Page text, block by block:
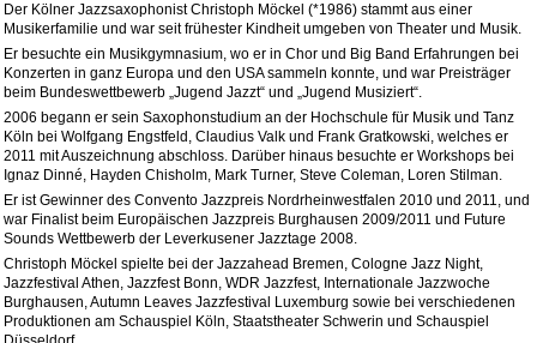
Der Kölner Jazzsaxophonist Christoph Möckel (*1986) stammt aus einer
Musikerfamilie und war seit frühester Kindheit umgeben von Theater und Musik.
Er besuchte ein Musikgymnasium, wo er in Chor und Big Band Erfahrungen bei
Konzerten in ganz Europa und den USA sammeln konnte, und war Preisträger
beim Bundeswettbewerb „Jugend Jazzt“ und „Jugend Musiziert“.
2006 begann er sein Saxophonstudium an der Hochschule für Musik und Tanz
Köln bei Wolfgang Engstfeld, Claudius Valk und Frank Gratkowski, welches er
2011 mit Auszeichnung abschloss. Darüber hinaus besuchte er Workshops bei
Ignaz Dinné, Hayden Chisholm, Mark Turner, Steve Coleman, Loren Stilman.
Er ist Gewinner des Convento Jazzpreis Nordrheinwestfalen 2010 und 2011, und
war Finalist beim Europäischen Jazzpreis Burghausen 2009/2011 und Future
Sounds Wettbewerb der Leverkusener Jazztage 2008.
Christoph Möckel spielte bei der Jazzahead Bremen, Cologne Jazz Night,
Jazzfestival Athen, Jazzfest Bonn, WDR Jazzfest, Internationale Jazzwoche
Burghausen, Autumn Leaves Jazzfestival Luxemburg sowie bei verschiedenen
Produktionen am Schauspiel Köln, Staatstheater Schwerin und Schauspiel